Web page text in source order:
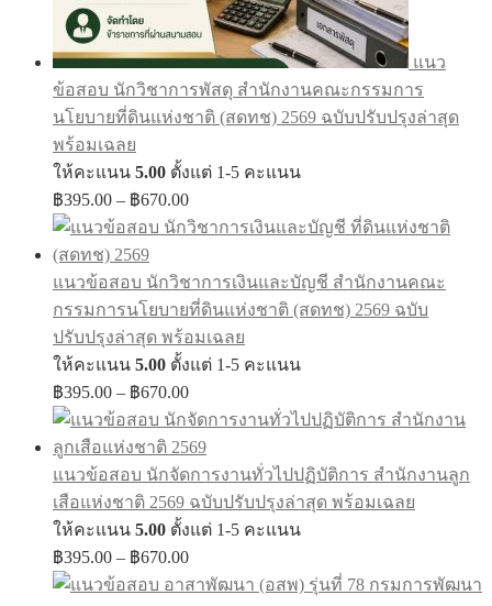
แนว
ข้อสอบ นักวิชาการพัสดุ สำนักงานคณะกรรมการ
นโยบายที่ดินแห่งชาติ (สดทช) 2569 ฉบับปรับปรุงล่าสุด
พร้อมเฉลย
ให้คะแนน 5.00 ตั้งแต่ 1-5 คะแนน
฿395.00 – ฿670.00Price
฿395.00
฿670.00
แนวข้อสอบ นักวิชาการเงินและบัญชี สำนักงานคณะ
กรรมการนโยบายที่ดินแห่งชาติ (สดทช) 2569 ฉบับ
ปรับปรุงล่าสุด พร้อมเฉลย
ให้คะแนน 5.00 ตั้งแต่ 1-5 คะแนน
฿395.00 – ฿670.00Price
฿395.00
through
฿670.00
แนวข้อสอบ นักจัดการงานทั่วไปปฏิบัติการ สำนักงานลูก
เสือแห่งชาติ 2569 ฉบับปรับปรุงล่าสุด พร้อมเฉลย
ให้คะแนน 5.00 ตั้งแต่ 1-5 คะแนน
฿395.00 – ฿670.00Price
฿395.00